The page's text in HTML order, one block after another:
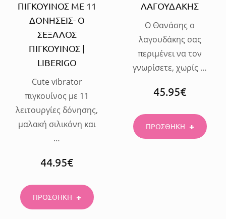
ΠΙΓΚΟΥΙΝΟΣ ΜΕ 11
ΔΟΝΗΣΕΙΣ- Ο
ΣΕΞΑΛΟΣ
ΠΙΓΚΟΥΙΝΟΣ |
LIBERIGO
Cute vibrator
πιγκουίνος με 11
λειτουργίες δόνησης,
μαλακή σιλικόνη και
…
44.95€
ΠΡΟΣΘΗΚΗ
ΛΑΓΟΥΔΑΚΗΣ
Ο Θανάσης ο
λαγουδάκης σας
περιμένει να τον
γνωρίσετε, χωρίς …
45.95€
ΠΡΟΣΘΗΚΗ